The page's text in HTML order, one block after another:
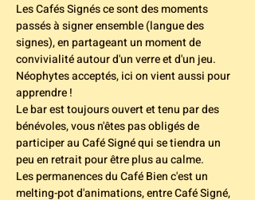
Les Cafés Signés ce sont des moments
passés à signer ensemble (langue des
signes), en partageant un moment de
convivialité autour d'un verre et d'un jeu.
Néophytes acceptés, ici on vient aussi pour
apprendre !
Le bar est toujours ouvert et tenu par des
bénévoles, vous n'êtes pas obligés de
participer au Café Signé qui se tiendra un
peu en retrait pour être plus au calme.
Les permanences du Café Bien c'est un
melting-pot d'animations, entre Café Signé,